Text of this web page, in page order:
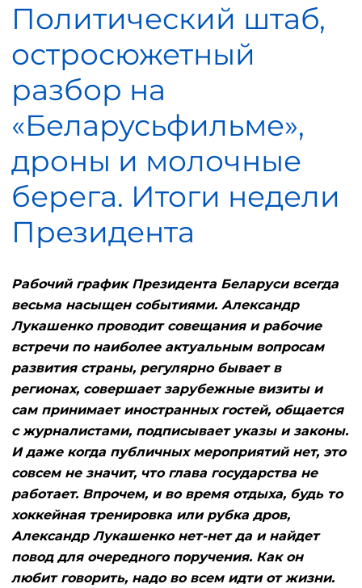
Политический штаб,
остросюжетный
разбор на
«Беларусьфильме»,
дроны и молочные
берега. Итоги недели
Президента
Рабочий график Президента Беларуси всегда
весьма насыщен событиями. Александр
Лукашенко проводит совещания и рабочие
встречи по наиболее актуальным вопросам
развития страны, регулярно бывает в
регионах, совершает зарубежные визиты и
сам принимает иностранных гостей, общается
с журналистами, подписывает указы и законы.
И даже когда публичных мероприятий нет, это
совсем не значит, что глава государства не
работает. Впрочем, и во время отдыха, будь то
хоккейная тренировка или рубка дров,
Александр Лукашенко нет-нет да и найдет
повод для очередного поручения. Как он
любит говорить, надо во всем идти от жизни.